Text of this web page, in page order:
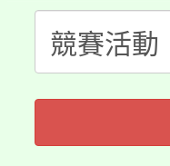
代理(
公告
轉知
《